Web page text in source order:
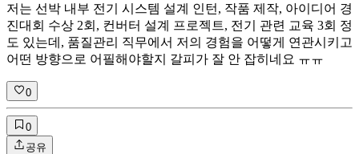
저는 선박 내부 전기 시스템 설계 인턴, 작품 제작, 아이디어 경
진대회 수상 2회, 컨버터 설계 프로젝트, 전기 관련 교육 3회 정
도 있는데, 품질관리 직무에서 저의 경험을 어떻게 연관시키고
어떤 방향으로 어필해야할지 갈피가 잘 안 잡히네요 ㅠㅠ
0
0
공유